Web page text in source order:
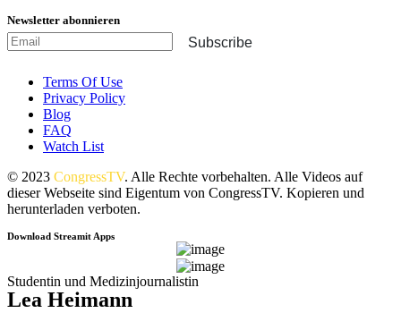
Newsletter abonnieren
Subscribe
Terms Of Use
Privacy Policy
Blog
FAQ
Watch List
© 2023 CongressTV. Alle Rechte vorbehalten. Alle Videos auf
dieser Webseite sind Eigentum von CongressTV. Kopieren und
herunterladen verboten.
Download Streamit Apps
Studentin und Medizinjournalistin
Lea Heimann